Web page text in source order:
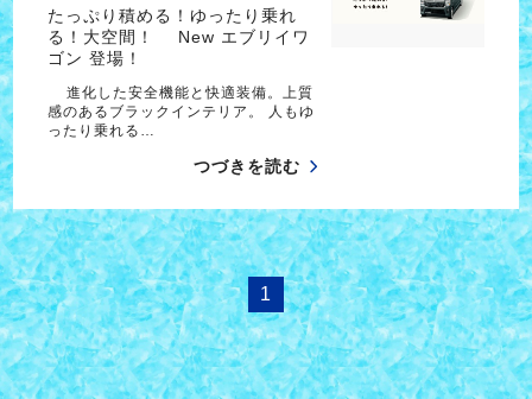
たっぷり積める！ゆったり乗れ
る！大空間！ New エブリイワ
ゴン 登場！
進化した安全機能と快適装備。上質
感のあるブラックインテリア。 人もゆ
ったり乗れる…
つづきを読む
1